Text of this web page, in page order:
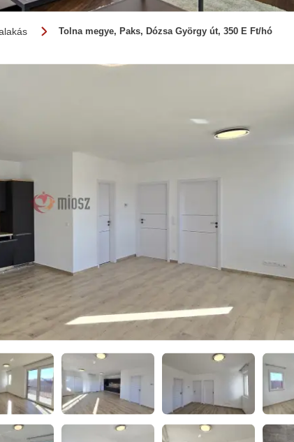
Tolna megye, Paks, Dózsa György út, 350 E Ft/hó